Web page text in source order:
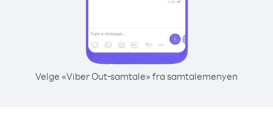
Velge «Viber Out-samtale» fra samtalemenyen